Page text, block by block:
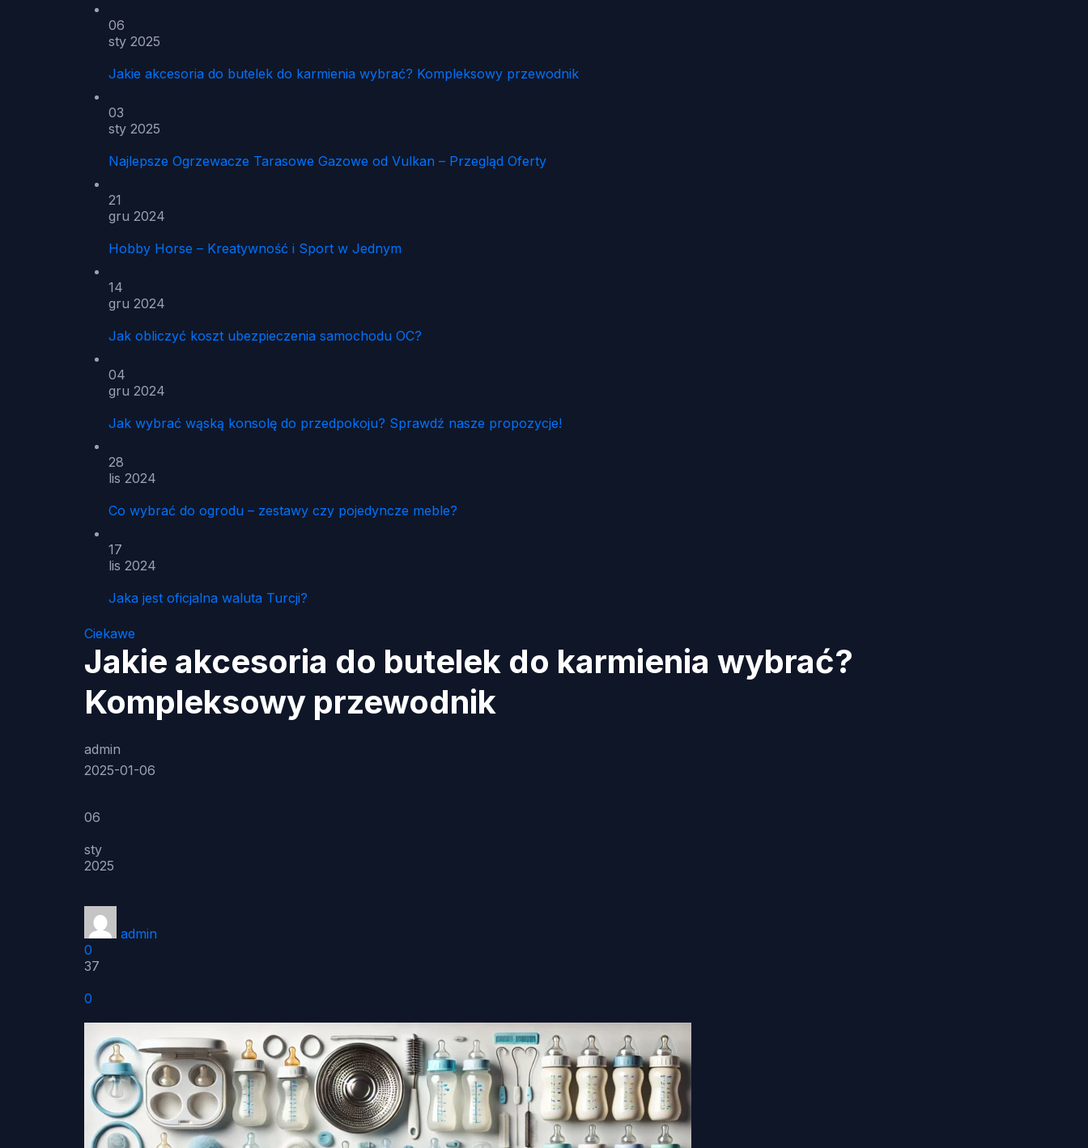
06
sty 2025
Jakie akcesoria do butelek do karmienia wybrać? Kompleksowy przewodnik
03
sty 2025
Najlepsze Ogrzewacze Tarasowe Gazowe od Vulkan – Przegląd Oferty
21
gru 2024
Hobby Horse – Kreatywność i Sport w Jednym
14
gru 2024
Jak obliczyć koszt ubezpieczenia samochodu OC?
04
gru 2024
Jak wybrać wąską konsolę do przedpokoju? Sprawdź nasze propozycje!
28
lis 2024
Co wybrać do ogrodu – zestawy czy pojedyncze meble?
17
lis 2024
Jaka jest oficjalna waluta Turcji?
Ciekawe
Jakie akcesoria do butelek do karmienia wybrać?
Kompleksowy przewodnik
admin
2025-01-06
06
sty
2025
admin
0
37
0